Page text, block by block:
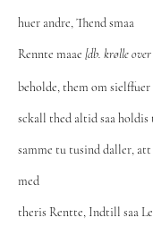
huer andre, Thend smaa
Rennte maae [db. krølle
beholde, them om
sckall thed altid saa
samme tu tusind daller,
med
theris Rentte, Indtill saa